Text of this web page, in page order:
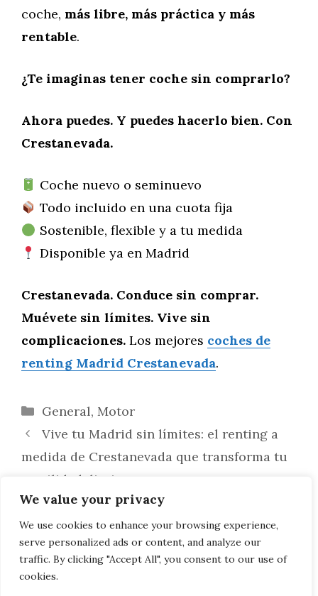
We value your privacy
We use cookies to enhance your browsing experience,
serve personalized ads or content, and analyze our
traffic. By clicking "Accept All", you consent to our use of
cookies.
coche, más libre, más práctica y más
rentable.
¿Te imaginas tener coche sin comprarlo?
Ahora puedes. Y puedes hacerlo bien. Con
Crestanevada.
Coche nuevo o seminuevo
Todo incluido en una cuota fija
Sostenible, flexible y a tu medida
Disponible ya en Madrid
Crestanevada. Conduce sin comprar.
Muévete sin límites. Vive sin
complicaciones. Los mejores coches de
renting Madrid Crestanevada.
Categorías
General, Motor
Vive tu Madrid sin límites: el renting a
medida de Crestanevada que transforma tu
movilidad diaria
Así está cambiando Madrid: el renting
flexible de Crestanevada que revoluciona la
movilidad